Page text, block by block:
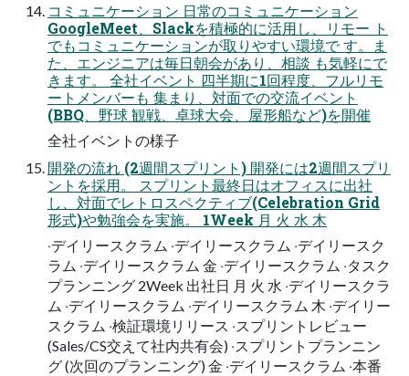
コミュニケーション ⽇常のコミュニケーション
GoogleMeet、Slackを積極的に活⽤し、リモー ト
でもコミュニケーションが取りやすい環境で す。ま
た、エンジニアは毎⽇朝会があり、相談 も気軽にで
きます。 全社イベント 四半期に1回程度、フルリモ
ートメンバーも 集まり、対⾯での交流イベント
(BBQ、野球 観戦、卓球⼤会、屋形船など)を開催
全社イベントの様子
開発の流れ (2週間スプリント) 開発には2週間スプリ
ントを採⽤。 スプリント最終⽇はオフィスに出社
し、対⾯でレトロスペクティブ(Celebration Grid
形式)や勉強会を実施。 1Week 月 火 水 木
‧デイリースクラム ‧デイリースクラム ‧デイリースク
ラム ‧デイリースクラム 金 ‧デイリースクラム ‧タスク
プランニング 2Week 出社⽇ 月 火 水 ‧デイリースクラ
ム ‧デイリースクラム ‧デイリースクラム 木 ‧デイリー
スクラム ‧検証環境リリース ‧スプリントレビュー
(Sales/CS交えて社内共有会) ‧スプリントプランニン
グ (次回のプランニング) 金 ‧デイリースクラム ‧本番